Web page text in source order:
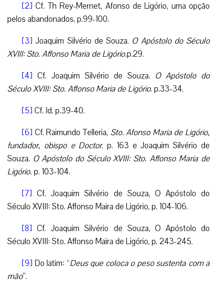
[2] Cf. Th Rey-Mernet, Afonso de Ligório, uma opção
pelos abandonados, p.99-100.
[3] Joaquim Silvério de Souza. O Apóstolo do Século
XVIII: Sto. Affonso Maria de Ligório.p.29.
[4] Cf. Joaquim Silvério de Souza. O Apóstolo do
Século XVIII: Sto. Affonso Maria de Ligório. p.33-34.
[5] Cf. Id. p.39-40.
[6] Cf. Raimundo Telleria, Sto. Afonso Maria de Ligório,
fundador, obispo e Doctor. p. 163 e Joaquim Silvério de
Souza. O Apóstolo do Século XVIII: Sto. Affonso Maria de
Ligório. p. 103-104.
[7] Cf. Joaquim Silvério de Souza, O Apóstolo do
Século XVIII: Sto. Affonso Maira de Ligório, p. 104-106.
[8] Cf. Joaquim Silvério de Souza, O Apóstolo do
Século XVIII: Sto. Affonso Maira de Ligório, p. 243-245.
[9] Do latim: “Deus que coloca o peso sustenta com a
mão”.